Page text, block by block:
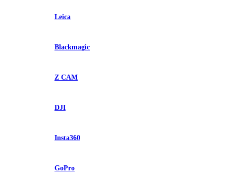
Leica
Blackmagic
Z CAM
DJI
Insta360
GoPro